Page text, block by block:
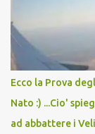
l'articolo per NON
Ecco la Prova
Nato :) ...Cio'
ad abbattere i